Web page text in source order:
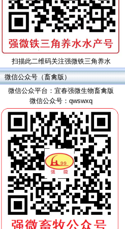
扫描此二维码关注强微铁三角养水
微信公众号（畜禽版）
微信公众平台：宜春强微生物畜禽版
微信公众号：qwswxq